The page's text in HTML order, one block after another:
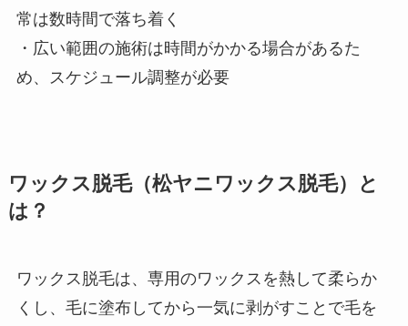
常は数時間で落ち着く
・広い範囲の施術は時間がかかる場合があるた
め、スケジュール調整が必要
ワックス脱毛（松ヤニワックス脱毛）と
は？
ワックス脱毛は、専用のワックスを熱して柔らか
くし、毛に塗布してから一気に剥がすことで毛を